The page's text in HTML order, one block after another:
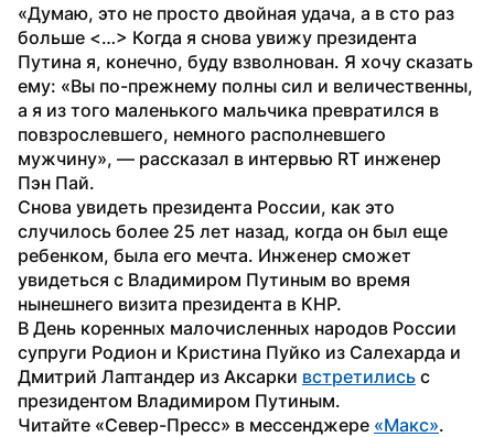
«Думаю, это не просто двойная удача, а в сто раз
больше <…> Когда я снова увижу президента
Путина я, конечно, буду взволнован. Я хочу сказать
ему: «Вы по-прежнему полны сил и величественны,
а я из того маленького мальчика превратился в
повзрослевшего, немного располневшего
мужчину», — рассказал в интервью RT инженер
Пэн Пай.
Снова увидеть президента России, как это
случилось более 25 лет назад, когда он был еще
ребенком, была его мечта. Инженер сможет
увидеться с Владимиром Путиным во время
нынешнего визита президента в КНР.
В День коренных малочисленных народов России
супруги Родион и Кристина Пуйко из Салехарда и
Дмитрий Лаптандер из Аксарки встретились с
президентом Владимиром Путиным.
Читайте «Север-Пресс» в мессенджере «Макс».